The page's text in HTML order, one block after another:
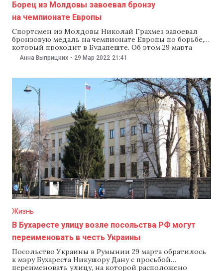
Борец из Молдовы завоевал бронзу
на чемпионате Европы
Спортсмен из Молдовы Николай Грахмез завоевал
бронзовую медаль на чемпионате Европы по борьбе,
который проходит в Будапеште. Об этом 29 марта
сообщил Национальный олимпийский комитет. Как
рассказали в комитете, Николай Грахмез выступал в
медаль он одержал победу над турецким
спортсменом Селахаттином Кылычсаллаяном.
Анна Выприцких - 29 Мар 2022 21:41
Жизнь
В Бухаресте улицу возле посольства РФ могут
переименовать в честь Украины
Посольство Украины в Румынии 29 марта обратилось
к мэру Бухареста Никушору Дану с просьбой
переименовать улицу, на которой расположено